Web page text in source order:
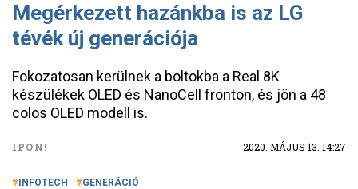
Megérkezett hazánkba is az LG
tévék új generációja
Fokozatosan kerülnek a boltokba a Real 8K
készülékek OLED és NanoCell fronton, és jön a 48
colos OLED modell is.
IPON! 2020. MÁJUS 13. 14:27
INFOTECH GENERÁCIÓ